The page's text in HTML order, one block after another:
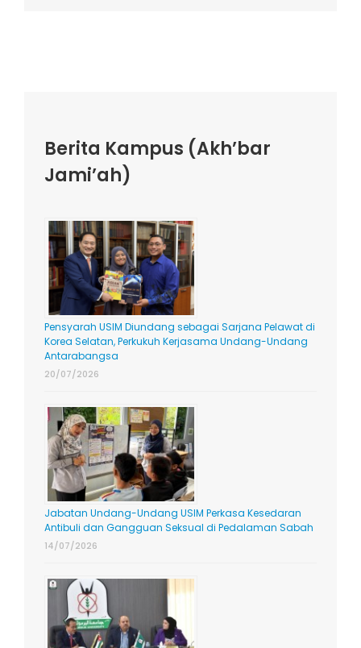
Berita Kampus (Akh’bar
Jami’ah)
Pensyarah USIM Diundang sebagai Sarjana Pelawat di
Korea Selatan, Perkukuh Kerjasama Undang-Undang
Antarabangsa
20/07/2026
Jabatan Undang-Undang USIM Perkasa Kesedaran
Antibuli dan Gangguan Seksual di Pedalaman Sabah
14/07/2026